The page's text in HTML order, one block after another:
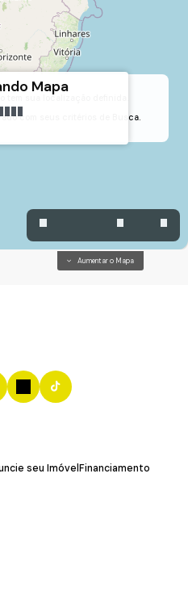
Mapa
tem sua localização definida.
com seus critérios de Busca.
Aumentar o Mapa
seu Imóvel Financiamento